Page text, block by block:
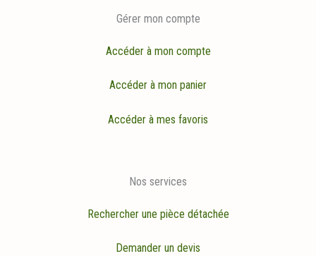
Gérer mon compte
Accéder à mon compte
Accéder à mon panier
Accéder à mes favoris
Nos services
Rechercher une pièce détachée
Demander un devis